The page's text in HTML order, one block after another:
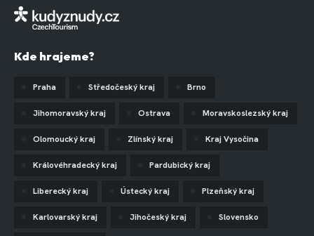
Kde hrajeme?
Praha Středočeský kraj Brno
Jihomoravský kraj Ostrava Moravskoslezský kraj
Olomoucký kraj Zlínský kraj Kraj Vysočina
Královéhradecký kraj Pardubický kraj
Liberecký kraj Ústecký kraj Plzeňský kraj
Karlovarský kraj Jihočeský kraj Slovensko